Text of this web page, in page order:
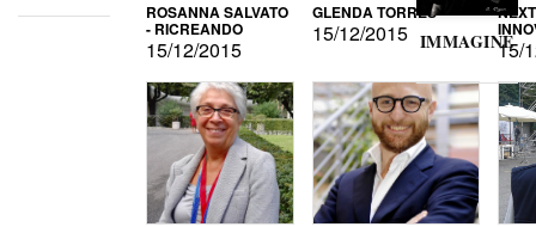
ROSANNA SALVATO
- RICREANDO
15/12/2015
GLENDA TORRES
15/12/2015
15/
IMMAGINE